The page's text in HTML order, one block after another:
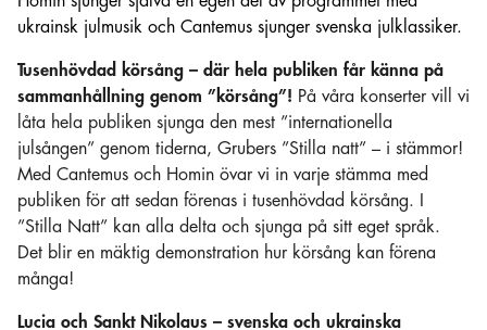
ukrainsk julmusik och Cantemus sjunger svenska julklassiker.
Tusenhövdad körsång – där hela publiken får känna på
sammanhållning genom ”körsång”! På våra konserter vill vi
låta hela publiken sjunga den mest ”internationella
julsången” genom tiderna, Grubers ”Stilla natt” – i stämmor!
Med Cantemus och Homin övar vi in varje stämma med
publiken för att sedan förenas i tusenhövdad körsång. I
”Stilla Natt” kan alla delta och sjunga på sitt eget språk.
Det blir en mäktig demonstration hur körsång kan förena
många!
Lucia och Sankt Nikolaus – svenska och ukrainska